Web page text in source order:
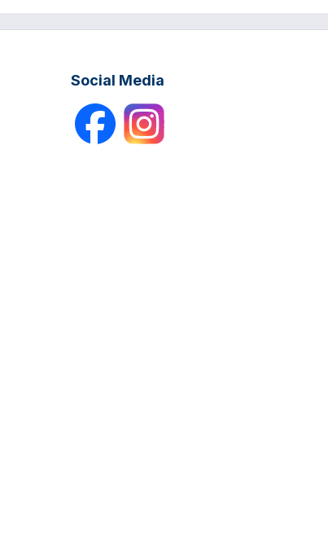
Social Media